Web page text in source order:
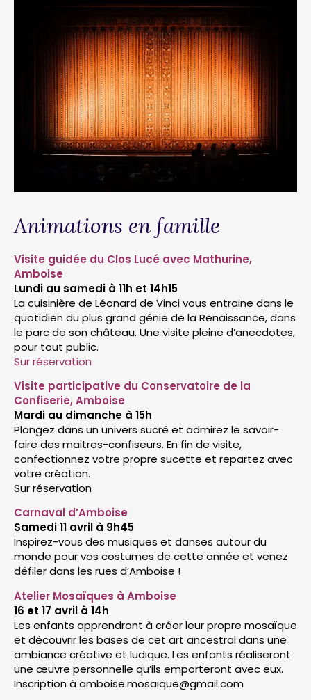
Animations en famille
Visite guidée du Clos Lucé avec Mathurine,
Amboise
Lundi au samedi à 11h et 14h15
La cuisinière de Léonard de Vinci vous entraine dans le
quotidien du plus grand génie de la Renaissance, dans
le parc de son château. Une visite pleine d’anecdotes,
pour tout public.
Sur réservation
Visite participative du Conservatoire de la
Confiserie, Amboise
Mardi au dimanche à 15h
Plongez dans un univers sucré et admirez le savoir-
faire des maitres-confiseurs. En fin de visite,
confectionnez votre propre sucette et repartez avec
votre création.
Sur réservation
Carnaval d’Amboise
Samedi 11 avril à 9h45
Inspirez-vous des musiques et danses autour du
monde pour vos costumes de cette année et venez
défiler dans les rues d’Amboise !
Atelier Mosaïques à Amboise
16 et 17 avril à 14h
Les enfants apprendront à créer leur propre mosaïque
et découvrir les bases de cet art ancestral dans une
ambiance créative et ludique. Les enfants réaliseront
une œuvre personnelle qu’ils emporteront avec eux.
Inscription à amboise.mosaique@gmail.com